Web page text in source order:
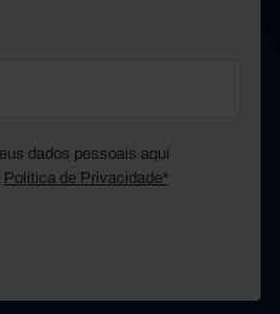
dados pessoais aqui
Política de Privacidade*